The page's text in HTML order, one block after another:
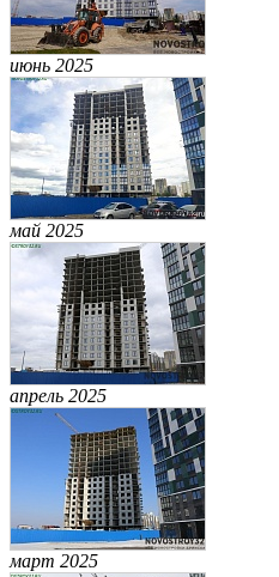
июнь 2025
май 2025
апрель 2025
март 2025